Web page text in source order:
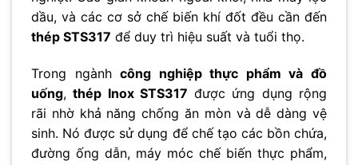
dầu, và các cơ sở chế biến khí đốt đều cần đến
thép STS317 để duy trì hiệu suất và tuổi thọ.
Trong ngànhcông nghiệp thực phẩm và đồ
uống,thép Inox STS317 được ứng dụng rộng
rãi nhờ khả năng chống ăn mòn và dễ dàng vệ
sinh. Nó được sử dụng để chế tạo các bồn chứa,
đường ống dẫn, máy móc chế biến thực phẩm,